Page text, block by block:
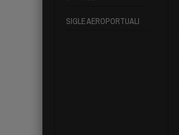
SIGLE AEROPORTUALI